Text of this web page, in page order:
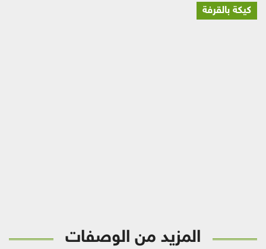
كيكة بالقرفة
المزيد من الوصفات